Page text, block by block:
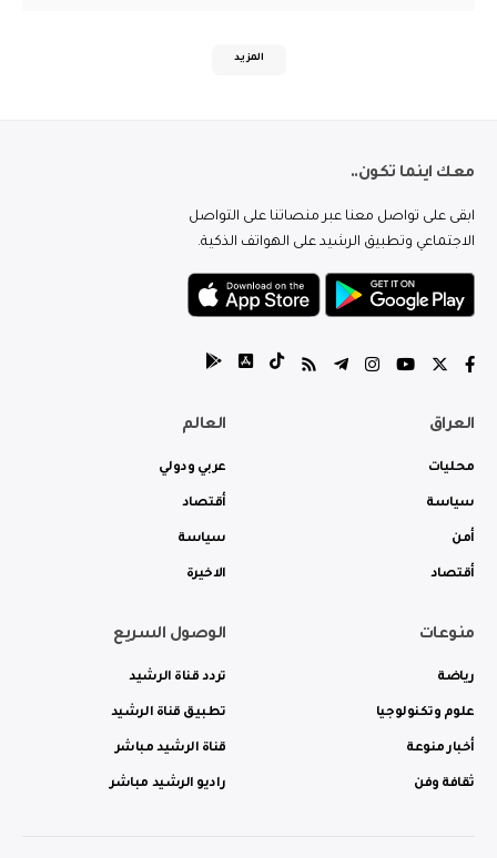
المزيد
معك اينما تكون..
ابقى على تواصل معنا عبر منصاتنا على التواصل
الاجتماعي وتطبيق الرشيد على الهواتف الذكية.
العراق
محليات
سياسة
أمن
أقتصاد
العالم
عربي ودولي
أقتصاد
سياسة
الاخيرة
منوعات
رياضة
علوم وتكنولوجيا
أخبار منوعة
ثقافة وفن
الوصول السريع
تردد قناة الرشيد
تطبيق قناة الرشيد
قناة الرشيد مباشر
راديو الرشيد مباشر